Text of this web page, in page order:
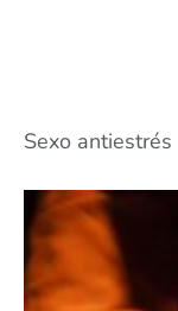
Sexo antiestrés